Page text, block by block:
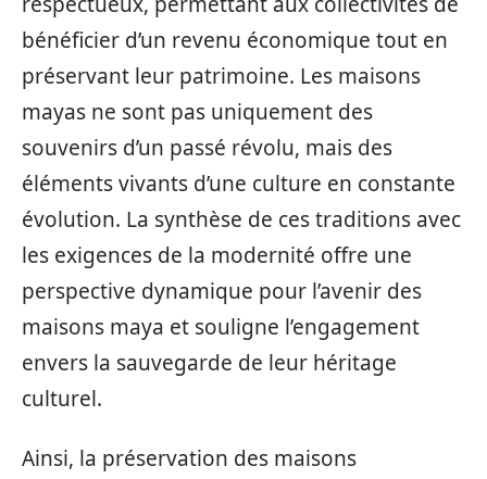
bénéficier d’un revenu économique tout en
préservant leur patrimoine. Les maisons
mayas ne sont pas uniquement des
souvenirs d’un passé révolu, mais des
éléments vivants d’une culture en constante
évolution. La synthèse de ces traditions avec
les exigences de la modernité offre une
perspective dynamique pour l’avenir des
maisons maya et souligne l’engagement
envers la sauvegarde de leur héritage
culturel.
Ainsi, la préservation des maisons